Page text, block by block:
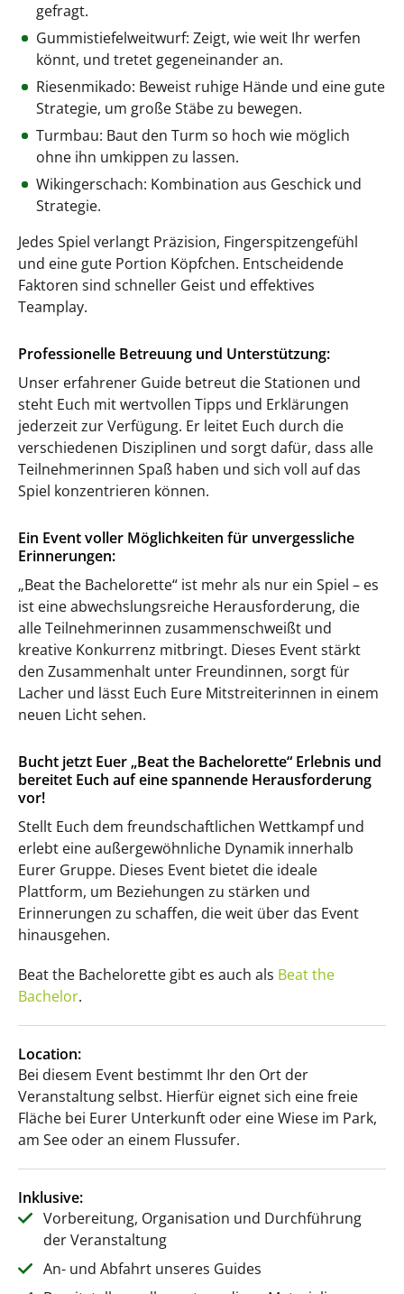
gefragt.
Gummistiefelweitwurf: Zeigt, wie weit Ihr werfen
könnt, und tretet gegeneinander an.
Riesenmikado: Beweist ruhige Hände und eine gute
Strategie, um große Stäbe zu bewegen.
Turmbau: Baut den Turm so hoch wie möglich
ohne ihn umkippen zu lassen.
Wikingerschach: Kombination aus Geschick und
Strategie.
Jedes Spiel verlangt Präzision, Fingerspitzengefühl
und eine gute Portion Köpfchen. Entscheidende
Faktoren sind schneller Geist und effektives
Teamplay.
Professionelle Betreuung und Unterstützung:
Unser erfahrener Guide betreut die Stationen und
steht Euch mit wertvollen Tipps und Erklärungen
jederzeit zur Verfügung. Er leitet Euch durch die
verschiedenen Disziplinen und sorgt dafür, dass alle
Teilnehmerinnen Spaß haben und sich voll auf das
Spiel konzentrieren können.
Ein Event voller Möglichkeiten für unvergessliche
Erinnerungen:
„Beat the Bachelorette“ ist mehr als nur ein Spiel – es
ist eine abwechslungsreiche Herausforderung, die
alle Teilnehmerinnen zusammenschweißt und
kreative Konkurrenz mitbringt. Dieses Event stärkt
den Zusammenhalt unter Freundinnen, sorgt für
Lacher und lässt Euch Eure Mitstreiterinnen in einem
neuen Licht sehen.
Bucht jetzt Euer „Beat the Bachelorette“ Erlebnis und
bereitet Euch auf eine spannende Herausforderung
vor!
Stellt Euch dem freundschaftlichen Wettkampf und
erlebt eine außergewöhnliche Dynamik innerhalb
Eurer Gruppe. Dieses Event bietet die ideale
Plattform, um Beziehungen zu stärken und
Erinnerungen zu schaffen, die weit über das Event
hinausgehen.
Beat the Bachelorette gibt es auch als Beat the
Bachelor.
Location:
Bei diesem Event bestimmt Ihr den Ort der
Veranstaltung selbst. Hierfür eignet sich eine freie
Fläche bei Eurer Unterkunft oder eine Wiese im Park,
am See oder an einem Flussufer.
Inklusive:
Vorbereitung, Organisation und Durchführung
der Veranstaltung
An- und Abfahrt unseres Guides